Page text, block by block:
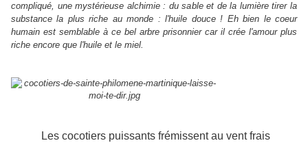
compliqué, une mystérieuse alchimie : du sable et de la lumière tirer la
substance la plus riche au monde : l'huile douce ! Eh bien le coeur
humain est semblable à ce bel arbre prisonnier car il crée l'amour plus
riche encore que l'huile et le miel.
Les cocotiers puissants frémissent au vent frais